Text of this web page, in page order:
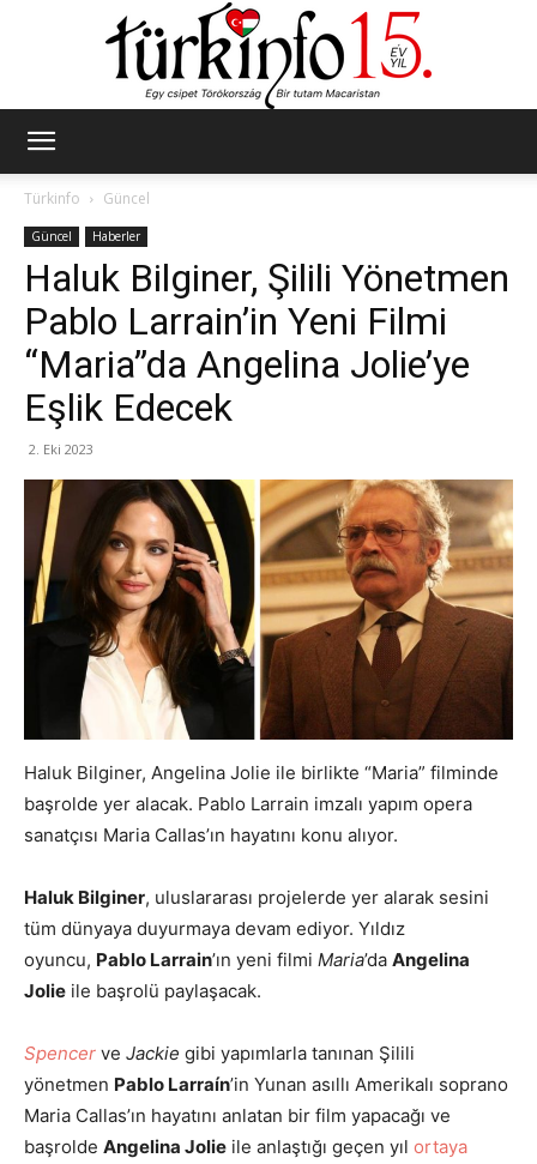
Türkinfo
Güncel
Güncel Haberler
Haluk Bilginer, Şilili Yönetmen
Pablo Larrain’in Yeni Filmi
“Maria”da Angelina Jolie’ye
Eşlik Edecek
2. Eki 2023
Haluk Bilginer, Angelina Jolie ile birlikte “Maria” filminde
başrolde yer alacak. Pablo Larrain imzalı yapım opera
sanatçısı Maria Callas’ın hayatını konu alıyor.
Haluk Bilginer, uluslararası projelerde yer alarak sesini
tüm dünyaya duyurmaya devam ediyor. Yıldız
oyuncu, Pablo Larrain’ın yeni filmi Maria’da Angelina
Jolie ile başrolü paylaşacak.
Spencer ve Jackie gibi yapımlarla tanınan Şilili
yönetmen Pablo Larraín’in Yunan asıllı Amerikalı soprano
Maria Callas’ın hayatını anlatan bir film yapacağı ve
başrolde Angelina Jolie ile anlaştığı geçen yıl ortaya